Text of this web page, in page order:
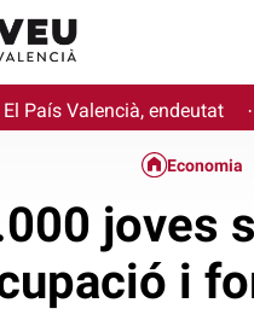
El País Valencià, endeutat ·
Economia
joves
i